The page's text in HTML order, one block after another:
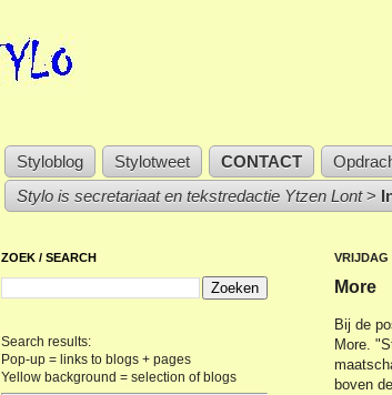
Styloblog Stylotweet CONTACT
Stylo is secretariaat en tekstredactie Ytzen Lont>
VRIJDAG
More
Bij de
More.
boven
ZOEK / SEARCH
Search results:
Pop-up = links to blogs + pages
Yellow background = selection of blogs